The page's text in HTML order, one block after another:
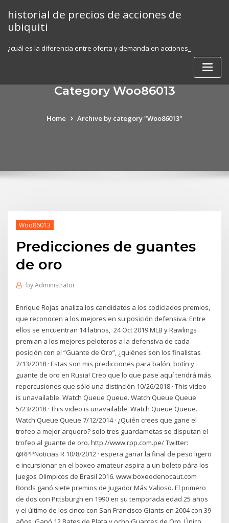
content
historial de precios de acciones de
ubiquiti
¿cuál es la diferencia entre oferta y demanda en acciones_
Category Woo86013
Home Archive by category "Woo86013"
Woo86013
Predicciones de guantes
de oro
byAdministrator
Enrique Rojas analiza los candidatos a los codiciados premios,
que reconocen a los mejores en su posición defensiva. Entre
ellos se encuentran 14 latinos, 24 Oct 2019 MLB y Rawlings
premian a los mejores peloteros a la defensiva de cada
posición con el “Guante de Oro”, ¿quiénes son los finalistas
7/13/2018 · Estas son mis predicciones para balón, botín y
guante de oro en Rusia! Creo que lo que pase aquí tendrá más
repercusiones que sólo una distinción 10/26/2018 · This video
is unavailable. Watch Queue Queue. Watch Queue Queue
5/23/2018 · This video is unavailable. Watch Queue Queue.
Watch Queue Queue 7/12/2014 · ¿Quién crees que gane el
trofeo a mejor arquero? solo tres guardametas se disputan el
trofeo al guante de oro. http://www.rpp.com.pe/ Twitter:
@RPPNoticias R 10/8/2012 · espera ganar la final de peso ligero
e incursionar en el boxeo amateur aspira a un boleto pára los
Juegos Olimpicos de Brasil 2016. www.boxeodenocaut.com
Bonds ganó siete premios de Jugador Más Valioso. El primero
de dos con Pittsburgh en 1990 en su temporada edad 25 años
y el último de los cinco con San Francisco Giants en 2004 con 39